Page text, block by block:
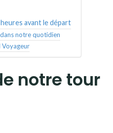
avant le départ
notre quotidien
Voyageur
notre tour